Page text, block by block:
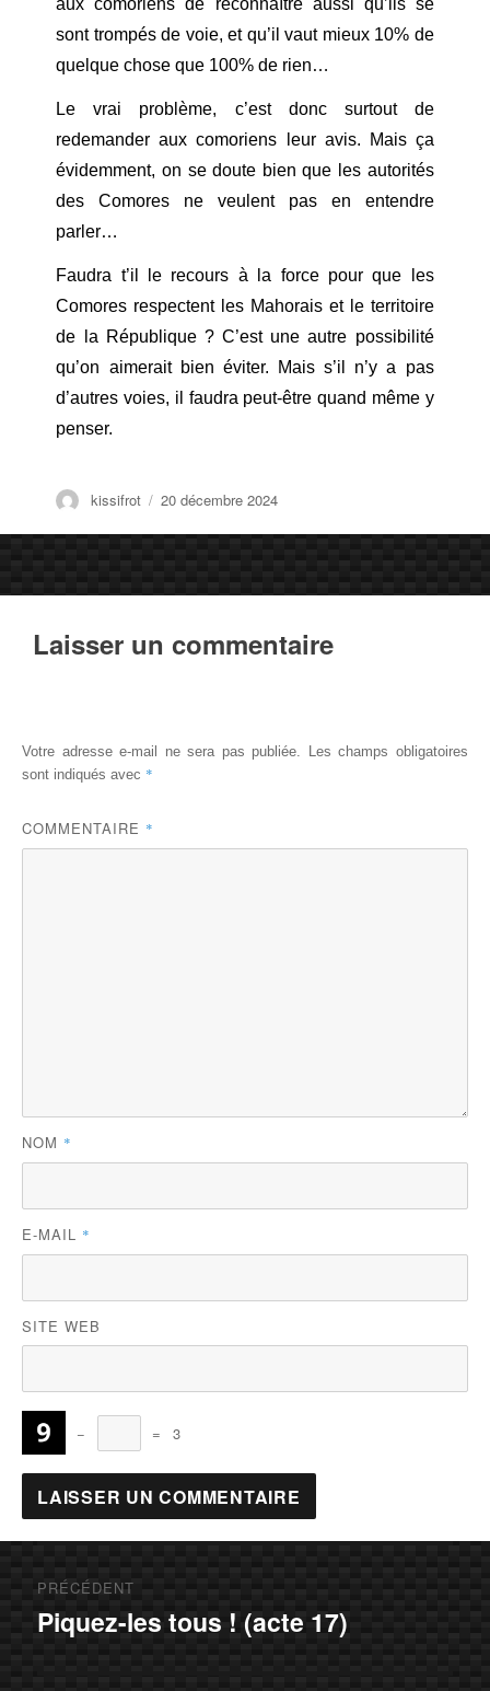
aux comoriens de reconnaître aussi qu’ils se
sont trompés de voie, et qu’il vaut mieux 10% de
quelque chose que 100% de rien…
Le vrai problème, c’est donc surtout de
redemander aux comoriens leur avis. Mais ça
évidemment, on se doute bien que les autorités
des Comores ne veulent pas en entendre
parler…
Faudra t’il le recours à la force pour que les
Comores respectent les Mahorais et le territoire
de la République ? C’est une autre possibilité
qu’on aimerait bien éviter. Mais s’il n’y a pas
d’autres voies, il faudra peut-être quand même y
penser.
Auteur
kissifrot
Publié
20 décembre 2024
Laisser un commentaire
Votre adresse e-mail ne sera pas publiée.
Les champs obligatoires
sont indiqués avec *
COMMENTAIRE *
NOM *
E-MAIL *
SITE WEB
− = 3
de
PRÉCÉDENT
Article
Piquez-les tous ! (acte 17)